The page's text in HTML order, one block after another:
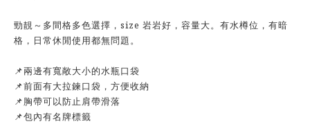
勁靚～多間格多色選擇，size 岩岩好，容量大。有水樽位，有暗
格，日常休閒使用都無問題。
📌兩邊有寬敞大小的水瓶口袋
📌前面有大拉鍊口袋，方便收納
📌胸帶可以防止肩帶滑落
📌包內有名牌標籤